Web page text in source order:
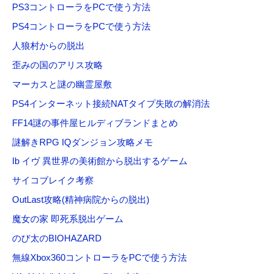
:PS3コントローラをPCで使う方法
PS4コントローラをPCで使う方法
人狼村からの脱出
歪みの国のアリス攻略
マーカスと謎の幽霊屋敷
PS4インターネット接続NATタイプ失敗の解消法
FF14謎の事件屋ヒルディブランドまとめ
謎解きRPG IQダンジョン攻略メモ
Ib イヴ 異世界の美術館から脱出するゲーム
サイコブレイク考察
OutLast攻略(精神病院からの脱出)
魔女の家 即死系脱出ゲーム
のび太のBIOHAZARD
無線Xbox360コントローラをPCで使う方法